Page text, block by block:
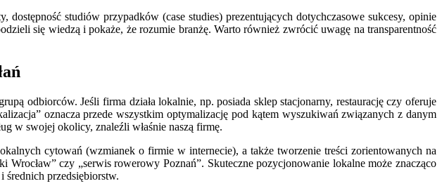
studiów przypadków (case studies) prezentujących dotychczasowe sukcesy, opinie
się wiedzą i pokaże, że rozumie branżę. Warto również zwrócić uwagę na transparentność
odbiorców. Jeśli firma działa lokalnie, np. posiada sklep stacjonarny, restaurację czy oferuje
oznacza przede wszystkim optymalizację pod kątem wyszukiwań związanych z danym
w swojej okolicy, znaleźli właśnie naszą firmę.
cytowań (wzmianek o firmie w internecie), a także tworzenie treści zorientowanych na
czy „serwis rowerowy Poznań”. Skuteczne pozycjonowanie lokalne może znacząco
średnich przedsiębiorstw.